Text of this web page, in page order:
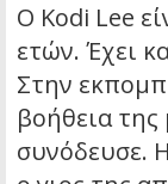
Ο Kodi Lee
ετών. Έχει
Στην
βοήθεια
συνόδευσε.